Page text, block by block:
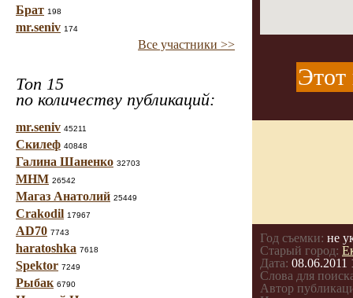
Брат 198
mr.seniv 174
Все участники >>
Топ 15
по количеству публикаций:
mr.seniv 45211
Скилеф 40848
Галина Шаненко 32703
МНМ 26542
Магаз Анатолий 25449
Crakodil 17967
AD70 7743
haratoshka 7618
Spektor 7249
Рыбак 6790
Этот
Год съемки: не
Старый город:
Дата: 08.06.2011
Слова для
Автор